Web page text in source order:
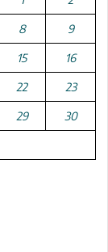
8 9
15 16
22 23
29 30